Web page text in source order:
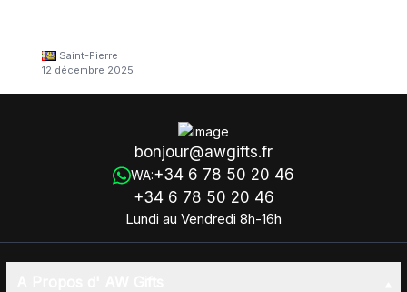
Saint-Pierre
12 décembre 2025
bonjour@awgifts.fr
WA:+34 6 78 50 20 46
+34 6 78 50 20 46
Lundi au Vendredi 8h-16h